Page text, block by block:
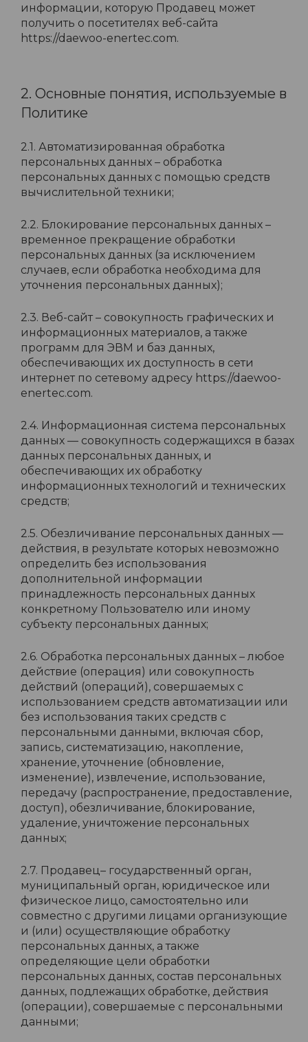
информации, которую Продавец может
получить о посетителях веб-сайта
https://daewoo-enertec.com.
2. Основные понятия, используемые в
Политике
2.1. Автоматизированная обработка
персональных данных – обработка
персональных данных с помощью средств
вычислительной техники;
2.2. Блокирование персональных данных –
временное прекращение обработки
персональных данных (за исключением
случаев, если обработка необходима для
уточнения персональных данных);
2.3. Веб-сайт – совокупность графических и
информационных материалов, а также
программ для ЭВМ и баз данных,
обеспечивающих их доступность в сети
интернет по сетевому адресу https://daewoo-
enertec.com.
2.4. Информационная система персональных
данных — совокупность содержащихся в базах
данных персональных данных, и
обеспечивающих их обработку
информационных технологий и технических
средств;
2.5. Обезличивание персональных данных —
действия, в результате которых невозможно
определить без использования
дополнительной информации
принадлежность персональных данных
конкретному Пользователю или иному
субъекту персональных данных;
2.6. Обработка персональных данных – любое
действие (операция) или совокупность
действий (операций), совершаемых с
использованием средств автоматизации или
без использования таких средств с
персональными данными, включая сбор,
запись, систематизацию, накопление,
хранение, уточнение (обновление,
изменение), извлечение, использование,
передачу (распространение, предоставление,
доступ), обезличивание, блокирование,
удаление, уничтожение персональных
данных;
2.7. Продавец– государственный орган,
муниципальный орган, юридическое или
физическое лицо, самостоятельно или
совместно с другими лицами организующие
и (или) осуществляющие обработку
персональных данных, а также
определяющие цели обработки
персональных данных, состав персональных
данных, подлежащих обработке, действия
(операции), совершаемые с персональными
данными;